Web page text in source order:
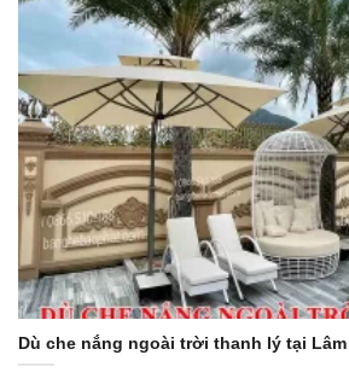
Dù che nắng ngoài trời thanh lý tại